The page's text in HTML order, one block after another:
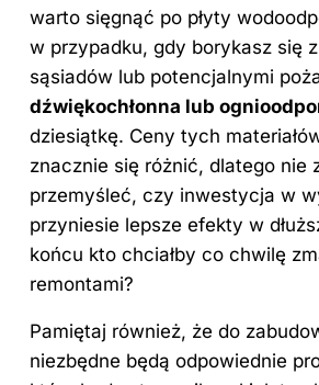
warto sięgnąć po płyty
w przypadku, gdy borykasz się z
sąsiadów lub potencjalnymi
dźwiękochłonna lub
dziesiątkę. Ceny tych
znacznie się różnić, dlatego nie
przemyśleć, czy inwestycja w
przyniesie lepsze efekty w
końcu kto chciałby co chwilę
remontami?
Pamiętaj również, że do
niezbędne będą odpowiednie